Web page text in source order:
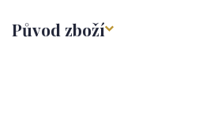
Původ zboží